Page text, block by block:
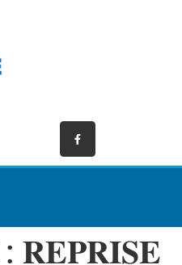
𝐑𝐄𝐏𝐑𝐈𝐒𝐄